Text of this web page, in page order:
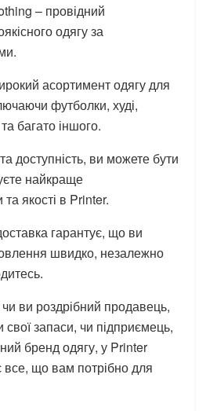
– провідний
одягу за
асортимент одягу для
футболки, худі,
багато іншого.
доступність, ви можете бути
найкраще
якості в Printer.
гарантує, що ви
швидко, незалежно
ви роздрібний продавець,
запаси, чи підприємець,
бренд одягу, у Printer
що вам потрібно для